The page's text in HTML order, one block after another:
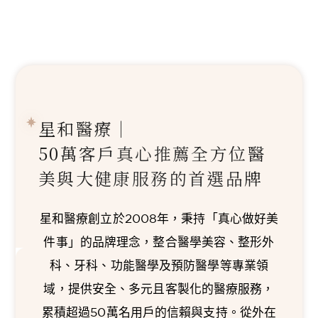
星和醫療｜
50萬客戶真心推薦全方位醫
美與大健康服務的首選品牌
星和醫療創立於2008年，秉持「真心做好美
件事」的品牌理念，整合醫學美容、整形外
科、牙科、功能醫學及預防醫學等專業領
域，提供安全、多元且客製化的醫療服務，
累積超過50萬名用戶的信賴與支持。從外在